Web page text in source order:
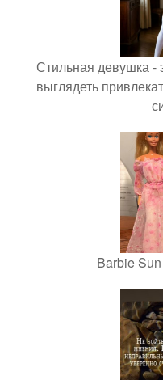
Стильная девушка -
выглядеть
Barbie